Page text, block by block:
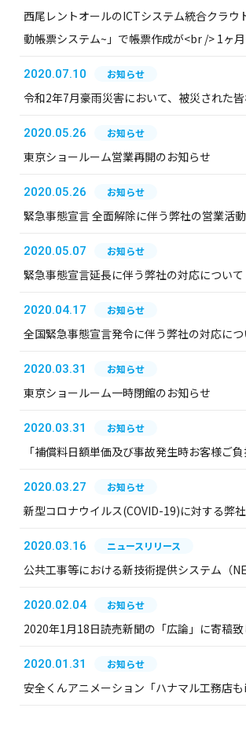
西尾レントオールのICTシステム統合クラウ
動帳票システム~」で帳票作成が<br /> 1ヶ
2020.07.10 お知らせ
令和2年7月豪雨災害において、被災された
2020.05.26 お知らせ
東京ショールーム営業再開のお知らせ
2020.05.26 お知らせ
緊急事態宣言 全面解除に伴う弊社の営業活
2020.05.07 お知らせ
緊急事態宣言延長に伴う弊社の対応について
2020.04.17 お知らせ
全国緊急事態宣言発令に伴う弊社の対応につ
2020.03.31 お知らせ
東京ショールーム一時閉館のお知らせ
2020.03.31 お知らせ
「補償料日額単価及び事故発生時お客様ご
2020.03.27 お知らせ
新型コロナウイルス(COVID-19)に対する弊
2020.03.16 ニュースリリース
公共工事等における新技術提供システム（
2020.02.04 お知らせ
2020年1月18日読売新聞の「広論」に寄稿致
2020.01.31 お知らせ
安全くんアニメーション「ハナマル工務店